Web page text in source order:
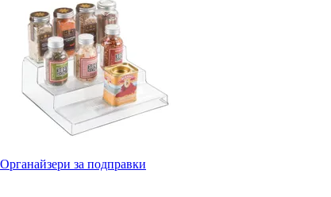
Органайзери за подправки